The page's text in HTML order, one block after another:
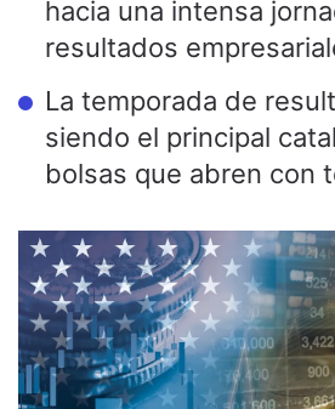
hacia una intensa
resultados
La temporada de
siendo el principal
bolsas que abren con